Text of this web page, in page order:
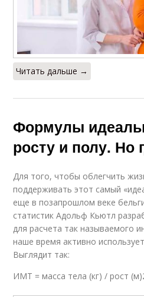
Читать дальше →
Формулы
росту и полу. Но
Для того, чтобы облегчить
поддерживать этот самый
еще в позапрошлом веке
статистик Адольф Кьютл
для расчета так называемого
наше время активно
Выглядит так:
ИМТ = масса тела (кг) / рост